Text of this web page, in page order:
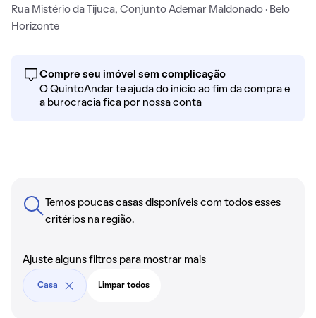
Rua Mistério da Tijuca, Conjunto Ademar Maldonado · Belo
Horizonte
Compre seu imóvel sem complicação
O QuintoAndar te ajuda do início ao fim da compra e
a burocracia fica por nossa conta
Temos poucas casas disponíveis com todos esses
critérios na região.
Ajuste alguns filtros para mostrar mais
Casa Limpar todos